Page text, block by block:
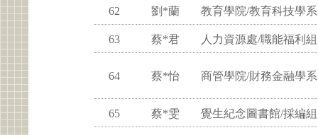
62 劉*蘭 教育學院/教育科技學系
63 蔡*君 人力資源處/職能福利組
64 蔡*怡 商管學院/財務金融學系
65 蔡*雯 覺生紀念圖書館/採編組